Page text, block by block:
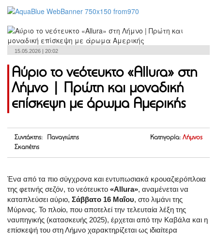
15.05.2026 | 20:02
Αύριο το νεότευκτο «Allura» στη
Λήμνο | Πρώτη και μοναδική
επίσκεψη με άρωμα Αμερικής
Συντάκτης: Παναγιώτης
Σκαπέτης
Κατηγορία: Λήμνος
Ένα από τα πιο σύγχρονα και εντυπωσιακά κρουαζιερόπλοια
της φετινής σεζόν, το νεότευκτο «Allura», αναμένεται να
καταπλεύσει αύριο, Σάββατο 16 Μαΐου, στο λιμάνι της
Μύρινας. Το πλοίο, που αποτελεί την τελευταία λέξη της
ναυπηγικής (κατασκευής 2025), έρχεται από την Καβάλα και η
επίσκεψή του στη Λήμνο χαρακτηρίζεται ως ιδιαίτερα